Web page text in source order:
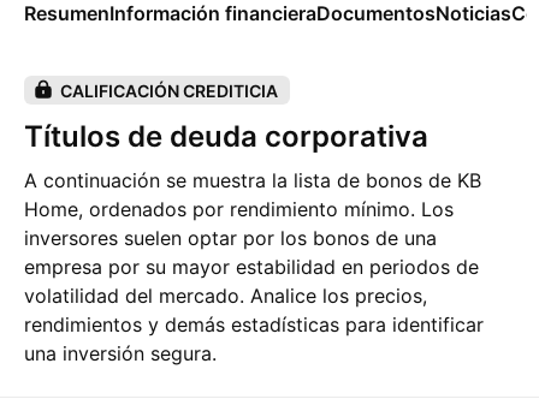
ResumenInformación financieraDocumentosNoticias
CALIFICACIÓN CREDITICIA
Títulos de deuda corporativa
A continuación se muestra la lista de bonos de KB
Home, ordenados por rendimiento mínimo. Los
inversores suelen optar por los bonos de una
empresa por su mayor estabilidad en periodos de
volatilidad del mercado. Analice los precios,
rendimientos y demás estadísticas para identificar
una inversión segura.